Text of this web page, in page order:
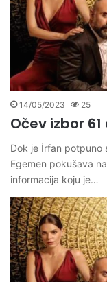
14/05/2023 25
Očev izbor
Dok je İrfan potpuno
Egemen pokušava
informacija koju je…